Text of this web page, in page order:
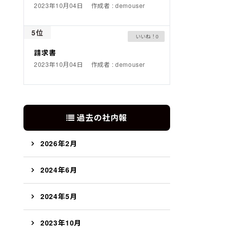
2023年10月04日 作成者 : demouser
0
5位
請求書
2023年10月04日 作成者 : demouser
過去の社内報
2026年2月
2024年6月
2024年5月
2023年10月